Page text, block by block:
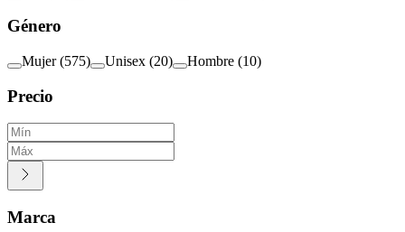
Género
Mujer (575) Unisex (20) Hombre (10)
Precio
Marca